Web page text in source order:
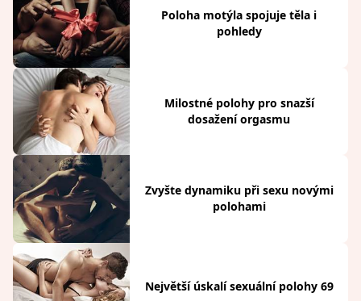
Poloha motýla spojuje těla i
pohledy
Milostné polohy pro snazší
dosažení orgasmu
Zvyšte dynamiku při sexu novými
polohami
Největší úskalí sexuální polohy 69